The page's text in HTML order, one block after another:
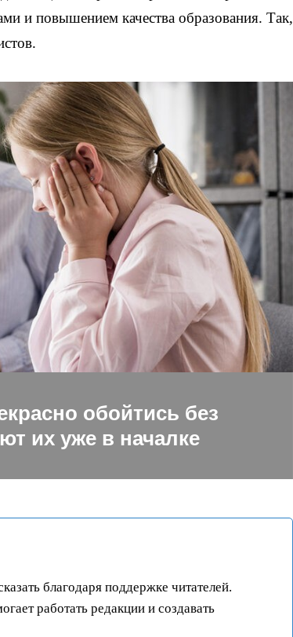
и повышением качества образования. Так,
обойтись без
их уже в началке
благодаря поддержке читателей.
работать редакции и создавать